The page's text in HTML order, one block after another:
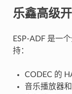
乐鑫高级
ESP-ADF 是一
持：
CODEC 的
音乐播放器